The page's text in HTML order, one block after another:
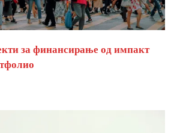
за финансирање од импакт